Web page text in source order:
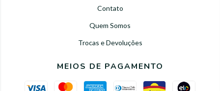
Contato
Quem Somos
Trocas e Devoluções
MEIOS DE PAGAMENTO